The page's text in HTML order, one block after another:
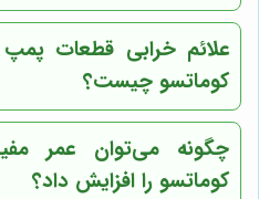
علائم خرابی قطعات پمپ
کوماتسو چیست؟
چگونه می‌توان عمر
کوماتسو را افزایش داد؟